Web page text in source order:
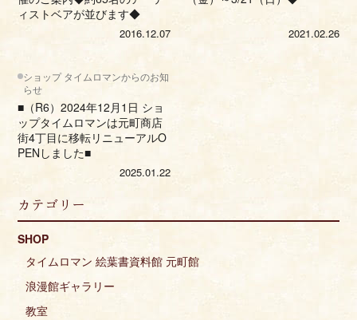
ィストベアが並びます◆
2016.12.07 2021.02.26
ショップ タイムロマンからのお知
らせ
■（R6）2024年12月1日 ショ
ップタイムロマンは元町商店
街4丁目に移転リニューアルO
PENしました■
2025.01.22
カテゴリー
SHOP
タイムロマン 絵葉書資料館 元町館
浪漫館ギャラリー
教室